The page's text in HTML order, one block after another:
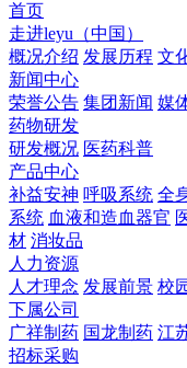
首页
走进leyu（中国）
概况介绍 发展历程 文
新闻中心
荣誉公告 集团新闻 媒
药物研发
研发概况 医药科普
产品中心
补益安神 呼吸系统 全
系统 血液和造血器官
材 消妆品
人力资源
人才理念 发展前景 校
下属公司
广祥制药 国龙制药 江
招标采购